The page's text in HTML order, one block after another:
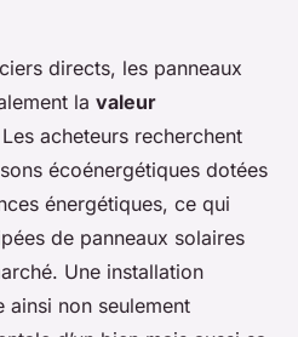
directs, les panneaux
la valeur
acheteurs recherchent
écoénergétiques dotées
énergétiques, ce qui
de panneaux solaires
Une installation
non seulement